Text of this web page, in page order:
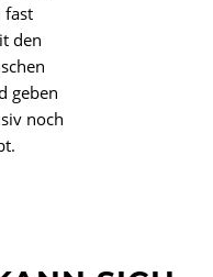
fast
den
geben
noch